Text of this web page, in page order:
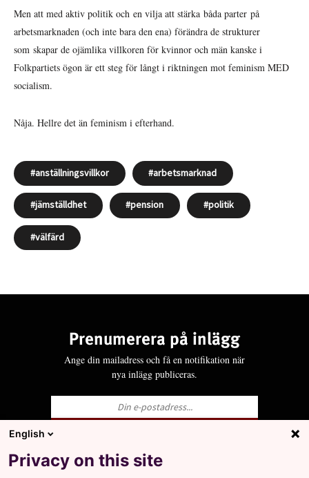
Men att med aktiv politik och en vilja att stärka båda parter på
arbetsmarknaden (och inte bara den ena) förändra de strukturer
som skapar de ojämlika villkoren för kvinnor och män kanske i
Folkpartiets ögon är ett steg för långt i riktningen mot feminism MED
socialism.
Nåja. Hellre det än feminism i efterhand.
anställningsvillkor arbetsmarknad
jämställdhet pension politik
välfärd
Prenumerera på inlägg
Ange din mailadress och få en notifikation när
nya inlägg publiceras.
Ja, jag godkänner att LO behandlar mina
personuppgifter i enlighet med Integritets- och
English
Privacy on this site